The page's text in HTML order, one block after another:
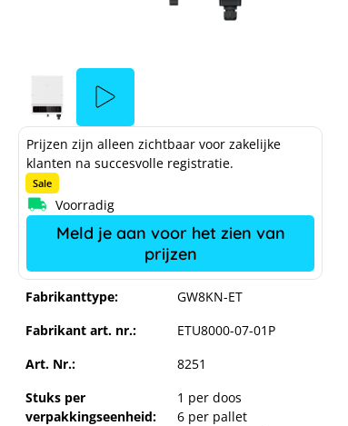
GoodWe ET Plus 16A - GW8KN-ET
je
Fabrikanttype:
GW8KN-ET
Fabrikant art. nr.:
ETU8000-07-01P
Art. Nr.:
8251
Stuks per
verpakkingseenheid:
1 per doos
6 per pallet
Prijzen zijn alleen zichtbaar voor zakelijke
klanten na succesvolle registratie.
Sale
Voorradig
Meld je aan voor het zien van
prijzen